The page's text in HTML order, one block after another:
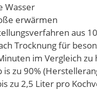
Wasser
erwärmen
aus
Trocknung für
im Vergleich
is zu 90%
zu 2,5 Liter pro